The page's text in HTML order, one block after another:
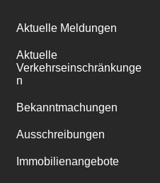
Aktuelle Meldungen
Aktuelle
Verkehrseinschränkunge
n
Bekanntmachungen
Ausschreibungen
Immobilienangebote